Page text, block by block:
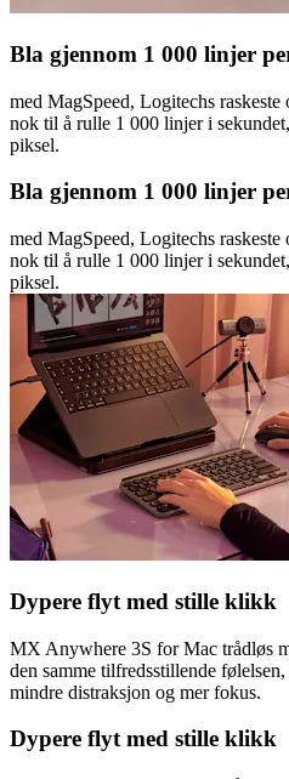
Bla gjennom 1 000 linjer
med MagSpeed, Logitechs
nok til å rulle 1 000 linjer i
piksel.
Bla gjennom 1 000 linjer
med MagSpeed, Logitechs
nok til å rulle 1 000 linjer i
piksel.
Dypere flyt med stille klikk
MX Anywhere 3S for Mac trådløs
den samme tilfredsstillende
mindre distraksjon og mer fokus.
Dypere flyt med stille klikk